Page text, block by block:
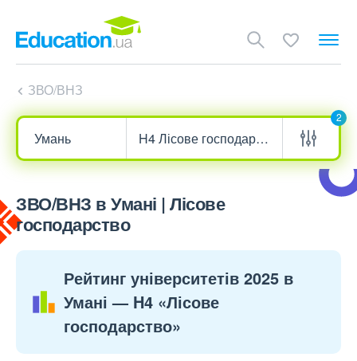
ЗВО/ВНЗ
2
ЗВО/ВНЗ в Умані | Лісове
господарство
Рейтинг університетів 2025 в
Умані — H4 «Лісове
господарство»